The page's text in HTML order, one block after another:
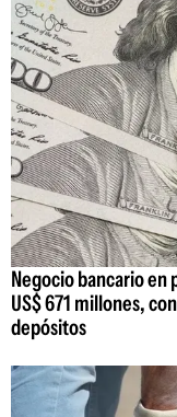
Negocio bancario en
US$ 671 millones,
depósitos